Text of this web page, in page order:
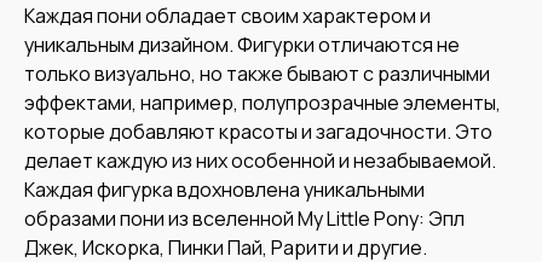
Каждая пони обладает своим характером и
уникальным дизайном. Фигурки отличаются не
только визуально, но также бывают с различными
эффектами, например, полупрозрачные элементы,
которые добавляют красоты и загадочности. Это
делает каждую из них особенной и незабываемой.
Каждая фигурка вдохновлена уникальными
образами пони из вселенной My Little Pony: Эпл
Джек, Искорка, Пинки Пай, Рарити и другие.